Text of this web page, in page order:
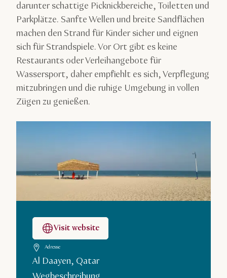
darunter schattige Picknickbereiche, Toiletten und
Parkplätze. Sanfte Wellen und breite Sandflächen
machen den Strand für Kinder sicher und eignen
sich für Strandspiele. Vor Ort gibt es keine
Restaurants oder Verleihangebote für
Wassersport, daher empfiehlt es sich, Verpflegung
mitzubringen und die ruhige Umgebung in vollen
Zügen zu genießen.
Visit website
Adresse
Al Daayen, Qatar